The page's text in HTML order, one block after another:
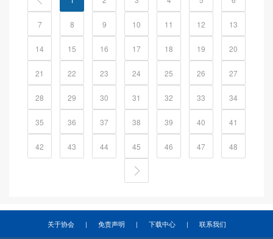
7 8 9 10 11 12 13
14 15 16 17 18 19 20
21 22 23 24 25 26 27
28 29 30 31 32 33 34
35 36 37 38 39 40 41
42 43 44 45 46 47 48
关于协会 | 免责声明 | 下载中心 | 联系我们